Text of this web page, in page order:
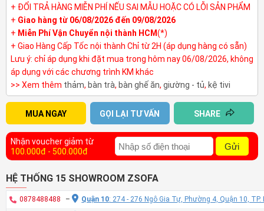
+ ĐỔI TRẢ HÀNG MIỄN PHÍ NẾU SAI MẪU HOẶC CÓ LỖI SẢN PHẨM
+ Giao hàng từ 06/08/2026 đến 09/08/2026
+ Miễn Phí Vận Chuyển nội thành HCM(*)
+ Giao Hàng Cấp Tốc nội thành Chỉ từ 2H (áp dụng hàng có sẵn)
Lưu ý: chỉ áp dụng khi đặt mua trong hôm nay 06/08/2026, không
áp dụng với các chương trình KM khác
>> Xem thêm thảm, bàn trà, bàn ghế ăn, giường - tủ, kệ tivi
MUA NGAY GỌI LẠI TƯ VẤN SHARE
Nhận voucher giảm từ
100.000đ - 500.000đ
Gửi
HỆ THỐNG 15 SHOWROOM ZSOFA
0878488488 – Quận 10: 274 - 276 Ngô Gia Tự, Phường 4, Quận 10, TP.